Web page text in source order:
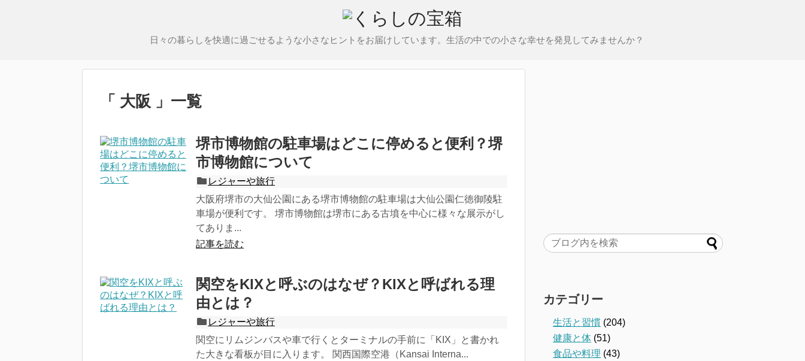
日々の暮らしを快適に過ごせるような小さなヒントをお届けしています。生活の中での小さな幸せを発見してみませんか？
「 大阪 」一覧
堺市博物館の駐車場はどこに停めると便利？堺
市博物館について
レジャーや旅行
大阪府堺市の大仙公園にある堺市博物館の駐車場は大仙公園仁徳御陵駐
車場が便利です。 堺市博物館は堺市にある古墳を中心に様々な展示がし
てありま...
記事を読む
関空をKIXと呼ぶのはなぜ？KIXと呼ばれる理
由とは？
レジャーや旅行
関空にリムジンバスや車で行くとターミナルの手前に「KIX」と書かれ
た大きな看板が目に入ります。 関西国際空港（Kansai Interna...
カテゴリー
生活と習慣 (204)
健康と体 (51)
食品や料理 (43)